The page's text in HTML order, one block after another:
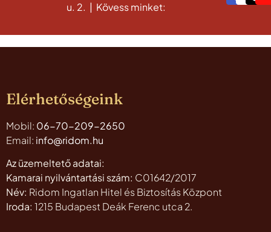
u. 2. | Kövess minket:
Elérhetőségeink
Mobil: 06-70-209-2650
Email: info@ridom.hu
Az üzemeltető adatai:
Kamarai nyilvántartási szám: C01642/2017
Név: Ridom Ingatlan Hitel és Biztosítás Központ
Iroda: 1215 Budapest Deák Ferenc utca 2.